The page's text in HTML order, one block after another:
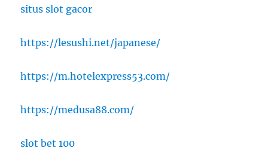
situs slot gacor
https://lesushi.net/japanese/
https://m.hotelexpress53.com/
https://medusa88.com/
slot bet 100